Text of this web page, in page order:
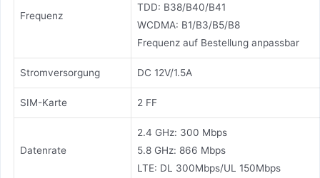
Frequenz
TDD: B38/B40/B41
WCDMA: B1/B3/B5/B8
Frequenz auf Bestellung anpassbar
Stromversorgung DC 12V/1.5A
SIM-Karte 2 FF
Datenrate
2.4 GHz: 300 Mbps
5.8 GHz: 866 Mbps
LTE: DL 300Mbps/UL 150Mbps